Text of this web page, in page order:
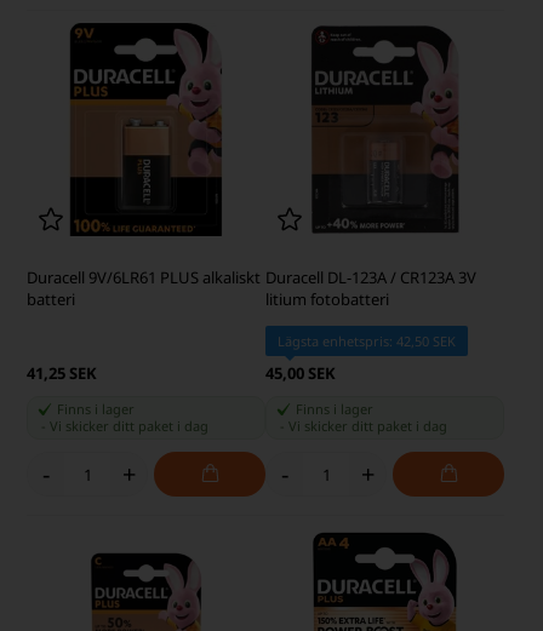
Duracell 9V/6LR61 PLUS alkaliskt
batteri
41,25 SEK
Finns i lager
-Vi skicker ditt paket i dag
- +
Duracell DL-123A / CR123A 3V
litium fotobatteri
Lägsta enhetspris: 42,50 SEK
45,00 SEK
Finns i lager
Vi skicker ditt paket i dag
- +